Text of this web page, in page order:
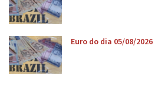
Euro do dia 05/08/2026